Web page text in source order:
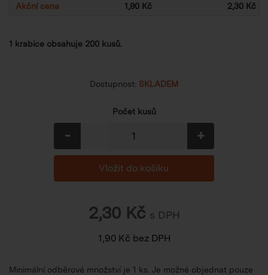
Akční cena
1,90 Kč 2,30 Kč
1 krabice obsahuje 200 kusů.
Dostupnost: SKLADEM
Počet kusů
- +
2,30Kč s DPH
1,90Kč bez DPH
Minimální odběrové množství je 1 ks. Je možné objednat pouze